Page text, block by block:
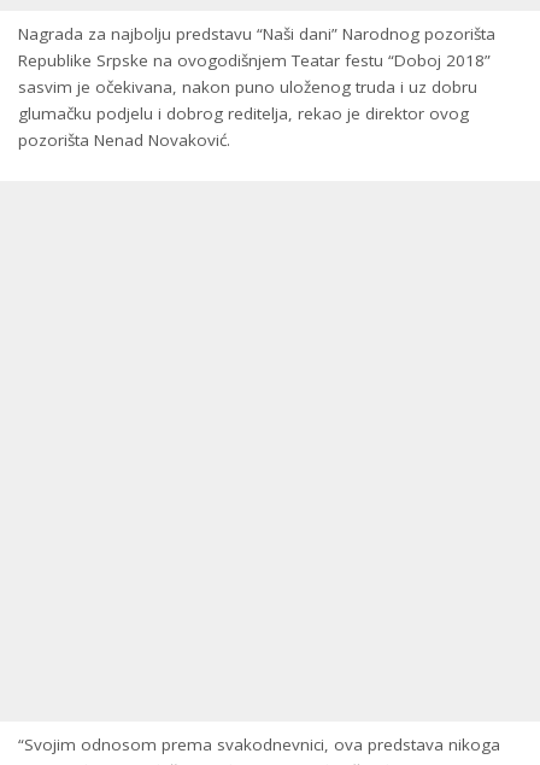
Nagrada za najbolju predstavu “Naši dani” Narodnog pozorišta
Republike Srpske na ovogodišnjem Teatar festu “Doboj 2018”
sasvim je očekivana, nakon puno uloženog truda i uz dobru
glumačku podjelu i dobrog reditelja, rekao je direktor ovog
pozorišta Nenad Novaković.
“Svojim odnosom prema svakodnevnici, ova predstava nikoga